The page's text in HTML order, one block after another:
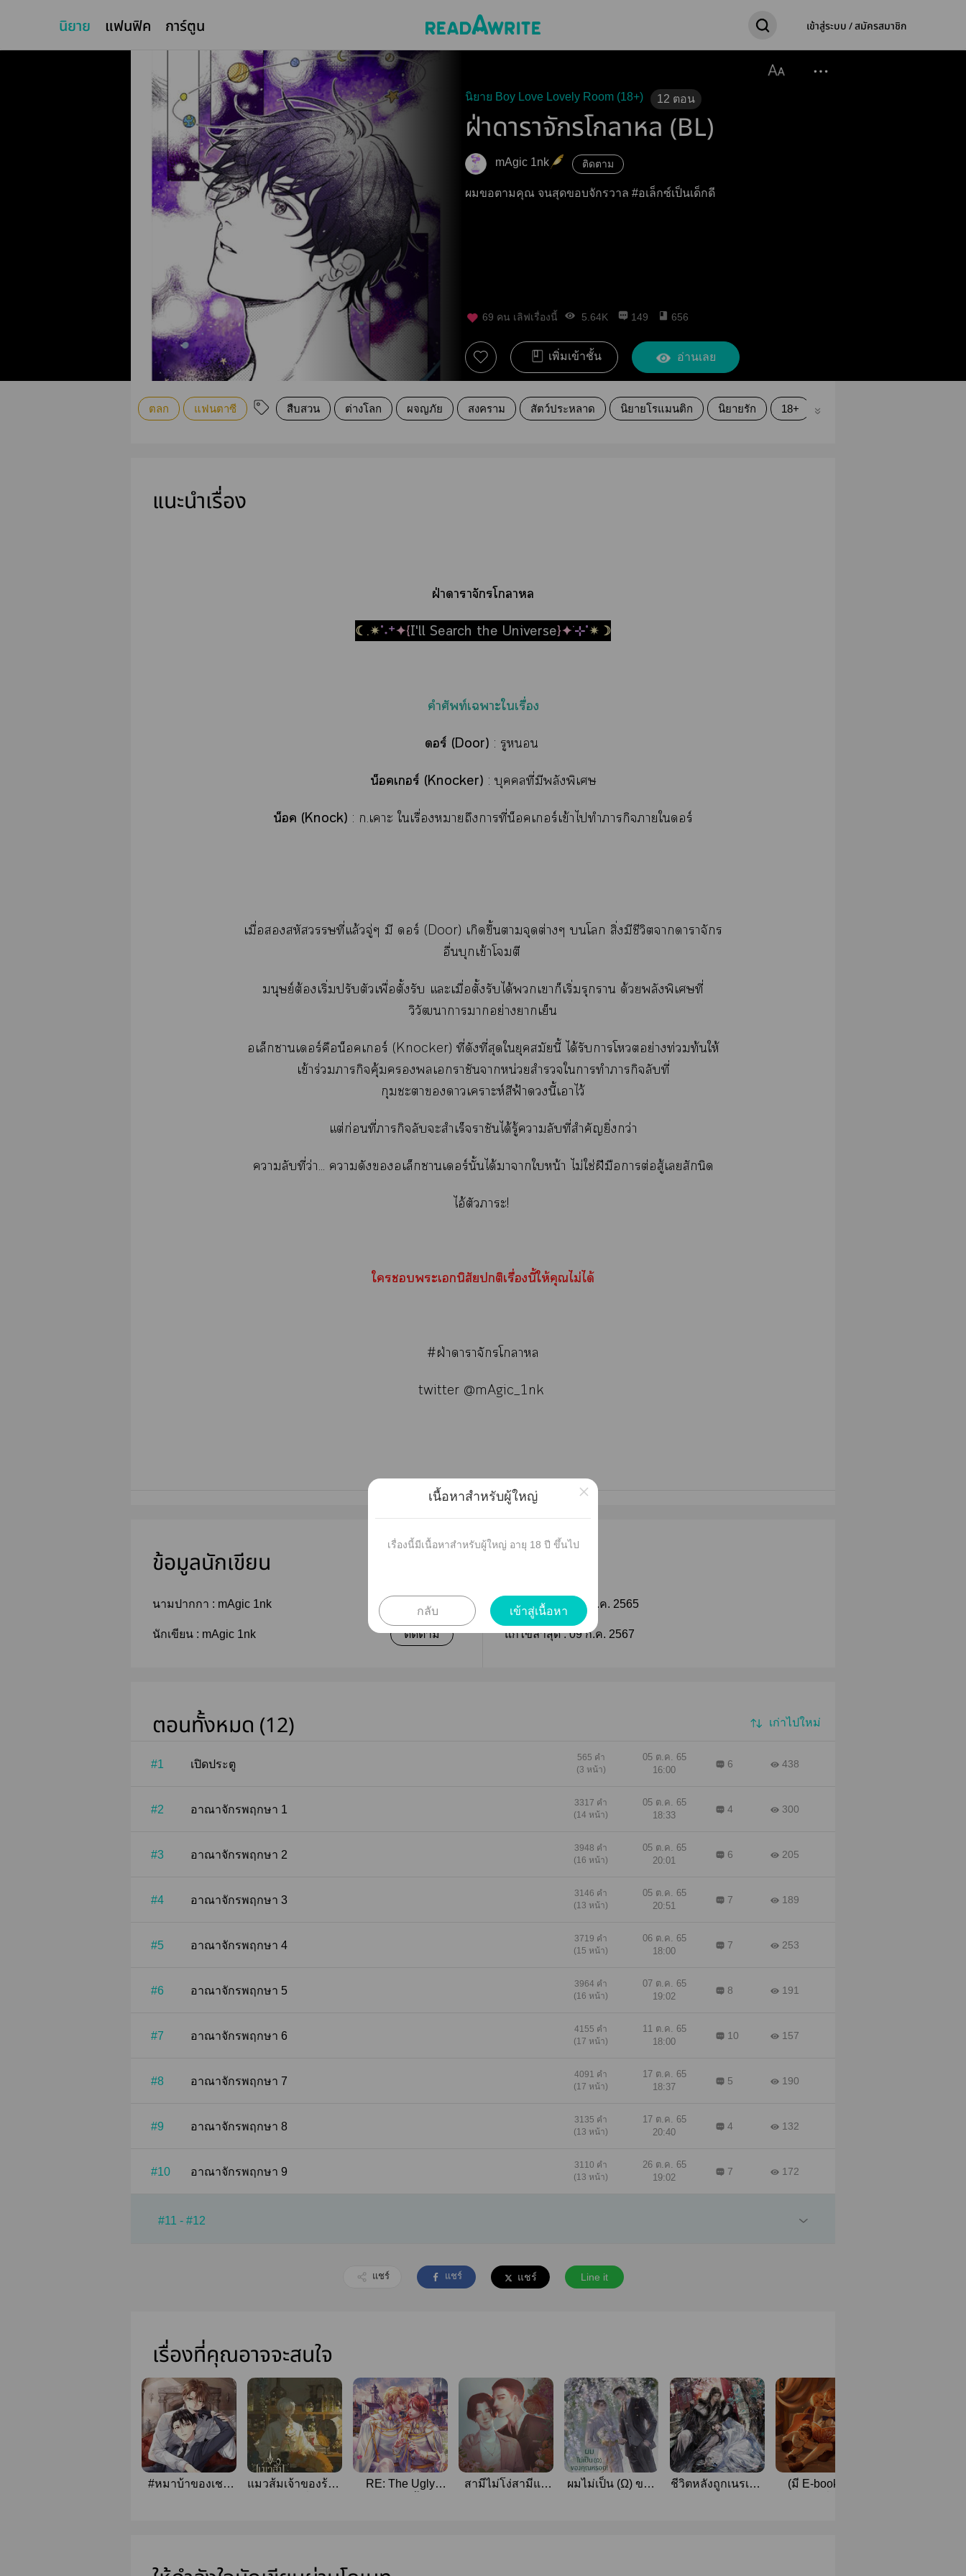
นิยาย แฟนฟิค การ์ตูน เข้าสู่ระบบ / สมัครสมาชิก
นิยาย Boy Love Lovely Room (18+) 12 ตอน
ฝ่าดาราจักรโกลาหล (BL)
mAgic 1nk ติดตาม
ผมขอตามคุณ จนสุดขอบจักรวาล #อเล็กซ์เป็นเด็กดี
69 คน เลิฟเรื่องนี้ 5.64K 149 656
เพิ่มเข้าชั้น อ่านเลย
ตลก แฟนตาซี สืบสวน ต่างโลก ผจญภัย สงคราม สัตว์ประหลาด นิยายโรแมนติก นิยายรัก 18+
แนะนำเรื่อง
ฝ่าาาจักรโา
☾.✴˚˖⁺✦{I'll Search the Universe}✦˙⊹˚✴☽
คำศัพท์เาะใเรื่อง
ดอร์ (Door) : รู
น็อคเอร์ (Knocker) : บุคคลที่มีพลังพิเศษ
น็อค (Knock) : ก.เาะ ใเรื่องาถึงาที่น็อคเอร์เข้าไทำภารกิจาใดอร์
เมื่อสหัสที่แล้วจู่ๆ มี ดอร์ (Door) เกิดขึ้นาจุดต่างๆ โ สิ่งมีชีวิตาาาจักร
อื่นบุกเข้าโจมตี
มนุษย์ต้องเริ่มปรับตัวเพื่อตั้งรับ แะเมื่อตั้งรับได้เาก็เริ่มรุกราน ด้วยพลังพิเศษที่
วิวัฒนาการาอย่างาเย็น
อเล็กาเอร์คือน็อคเอร์ (Knocker) ที่ดังที่สุดใยุคสมัยนี้ ได้รับาโอย่างท่วมท้นให้
เข้าร่วมภารกิจคุ้มเราชันาหน่วยสำรวจใาทำภารกิจลับที่
กุมะาาเคราะห์สีฟ้านี้เาไว้
แต่ก่อนที่ภารกิจลับะสำเร็จราชันได้รู้าลับที่สำคัญยิ่งกว่า
าลับที่ว่า... าดังอเล็กาเอร์นั้นได้าาใหน้า ไม่ใช่ฝีมือาต่อสู้เสักนิด
ไอ้ตัวาะ!
ใะเนิสัยติเรื่องนี้ให้คุณไม่ได้
#ฝ่าาาจักรโา
twitter @mAgic_1nk
ข้อมูลนักเขียน
นามปากกา : mAgic 1nk ติดตาม
นักเขียน : mAgic 1nk ติดตาม
วันที่เผยแพร่ : 05 ต.ค. 2565
แก้ไขล่าสุด :09 ก.ค. 2567
ตอนทั้งหมด (12) เก่าไปใหม่
#1 เปิดประตู
565 คำ
(3 หน้า)
05 ต.ค. 65
16:00
6 438
#2 อาณาจักรพฤกษา 1
3317 คำ
(14 หน้า)
05 ต.ค. 65
18:33
4 300
#3 อาณาจักรพฤกษา 2
3948 คำ
(16 หน้า)
05 ต.ค. 65
20:01
6 205
#4 อาณาจักรพฤกษา 3
3146 คำ
(13 หน้า)
05 ต.ค. 65
20:51
7 189
#5 อาณาจักรพฤกษา 4
3719 คำ
(15 หน้า)
06 ต.ค. 65
18:00
7 253
#6 อาณาจักรพฤกษา 5
3964 คำ
(16 หน้า)
07 ต.ค. 65
19:02
8 191
#7 อาณาจักรพฤกษา 6
4155 คำ
(17 หน้า)
11 ต.ค. 65
18:00
10 157
#8 อาณาจักรพฤกษา 7
4091 คำ
(17 หน้า)
17 ต.ค. 65
18:37
5 190
#9 อาณาจักรพฤกษา 8
3135 คำ
(13 หน้า)
17 ต.ค. 65
20:40
4 132
#10 อาณาจักรพฤกษา 9
3110 คำ
(13 หน้า)
26 ต.ค. 65
19:02
7 172
#11 - #12
แชร์ แชร์ แชร์ Line it
เรื่องที่คุณอาจจะสนใจ
#หมาบ้าของเชส
แมวส้มเจ้าของร้าน
RE: The Ugly
สามีไม่โง่สามีแค่
ผมไม่เป็น (Ω) ของ
ชีวิตหลังถูกเนรเทศ
(มี E-book จบ)
เนื้อหาสำหรับผู้ใหญ่
เรื่องนี้มีเนื้อหาสำหรับผู้ใหญ่ อายุ 18 ปี ขึ้นไป
กลับ เข้าสู่เนื้อหา
×